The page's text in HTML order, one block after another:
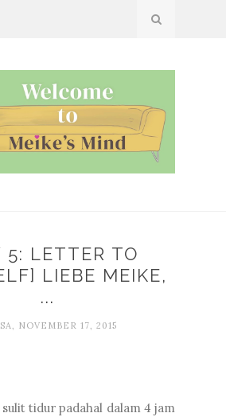
5: LETTER TO
LIEBE MEIKE,
...
NOVEMBER 17, 2015
tidur padahal dalam 4 jam